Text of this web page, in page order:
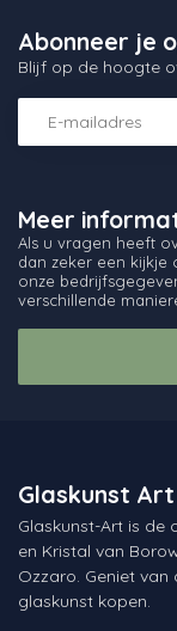
Meer
Als u vragen heeft
dan zeker een kijkje
onze
verschillende
Abonneer je
Blijf op de hoogte
Glaskunst Art
Glaskunst-Art is de
en Kristal van
Ozzaro. Geniet
glaskunst kopen.